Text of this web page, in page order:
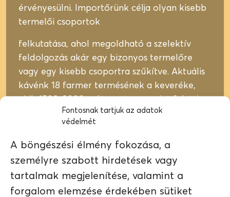
Fontosnak tartjuk az adatok
védelmét
A böngészési élmény fokozása, a
személyre szabott hirdetések vagy
tartalmak megjelenítése, valamint a
forgalom elemzése érdekében sütiket
érvényesülni. Importőrünk célja olyan kisebb
termelői csoportok
felkutatása, ahol megoldható a szelektív
feldolgozás akár egy bizonyos termelőre
vagy egy kisebb csoportra szűkítve. Aktuális
kávénk 18 farmer termésének a keveréke,
akik 1500-2000 méteres tengerszint feletti
magasságon, organikus körülmények között
gazdálkodnak, főleg Caturra, Catuai, Pache
és
Bourbon fajtákat termesztenek és a
feldolgozást is maguk végzik. A Cedros
szövetkezet a Cafe Selva Norte névre
A termék elfogyott vagy jelenleg nem elérhető. Állíts be ízvilágban
hasonló kávét az